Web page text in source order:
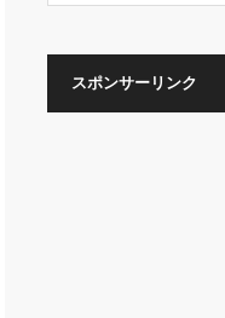
スポンサーリンク